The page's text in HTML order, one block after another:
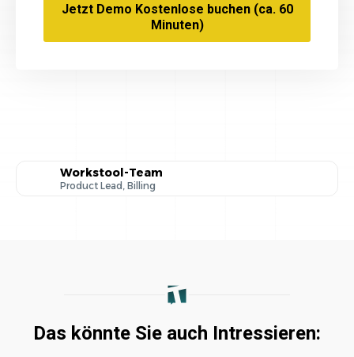
Jetzt Demo Kostenlose buchen (ca. 60
Minuten)
Workstool-Team
Product Lead, Billing
Das könnte Sie auch Intressieren: